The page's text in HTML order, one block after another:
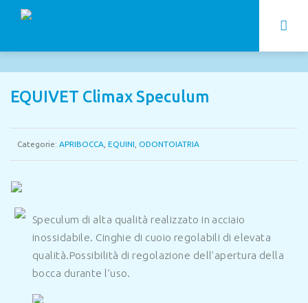
EQUIVET Climax Speculum
Categorie: APRIBOCCA EQUINI ODONTOIATRIA
Speculum di alta qualità realizzato in acciaio
inossidabile. Cinghie di cuoio regolabili di elevata
qualità.Possibilità di regolazione dell’apertura della
bocca durante l’uso.